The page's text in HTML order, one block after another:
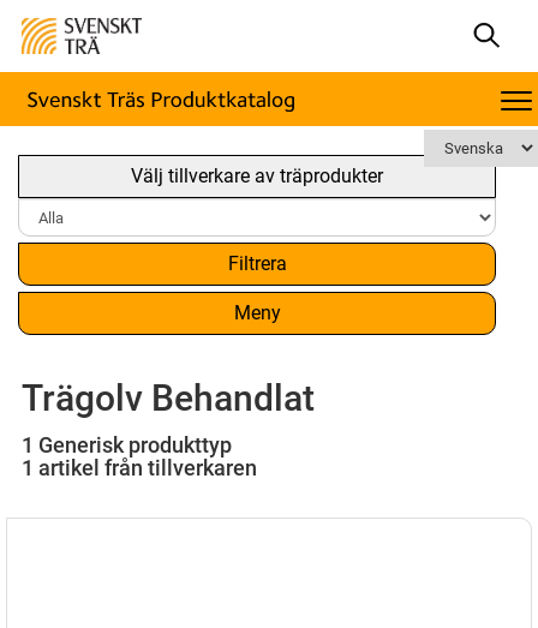
Välj tillverkare av träprodukter
Filtrera
Meny
Trägolv Behandlat
1 Generisk produkttyp
1 artikel från tillverkaren